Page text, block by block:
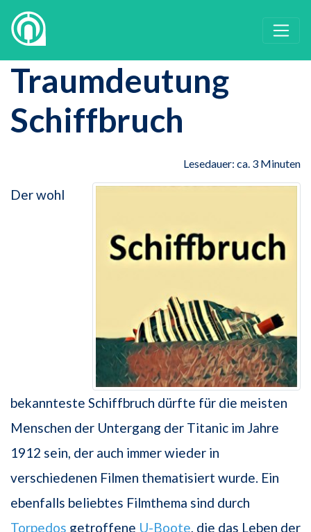
Traumdeutung
Schiffbruch
Lesedauer: ca. 3 Minuten
Der wohl
bekannteste Schiffbruch dürfte für die meisten
Menschen der Untergang der Titanic im Jahre
1912 sein, der auch immer wieder in
verschiedenen Filmen thematisiert wurde. Ein
ebenfalls beliebtes Filmthema sind durch
Torpedos getroffene U-Boote, die das Leben der